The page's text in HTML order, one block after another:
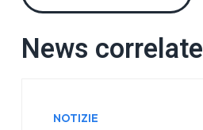
News correlate
NOTIZIE